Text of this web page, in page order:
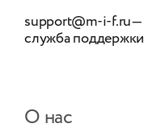
support@m-i-f.ru—
служба поддержки
О нас